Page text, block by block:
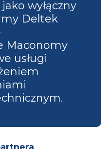
wyłączny
Deltek
Maconomy
usługi